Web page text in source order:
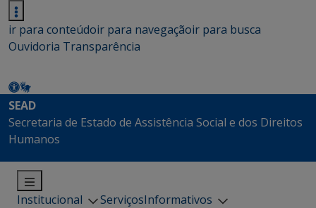
ir para conteúdoir para navegaçãoir para busca
Ouvidoria Transparência
SEAD
Secretaria de Estado de Assistência Social e dos Direitos
Humanos
Institucional ServiçosInformativos